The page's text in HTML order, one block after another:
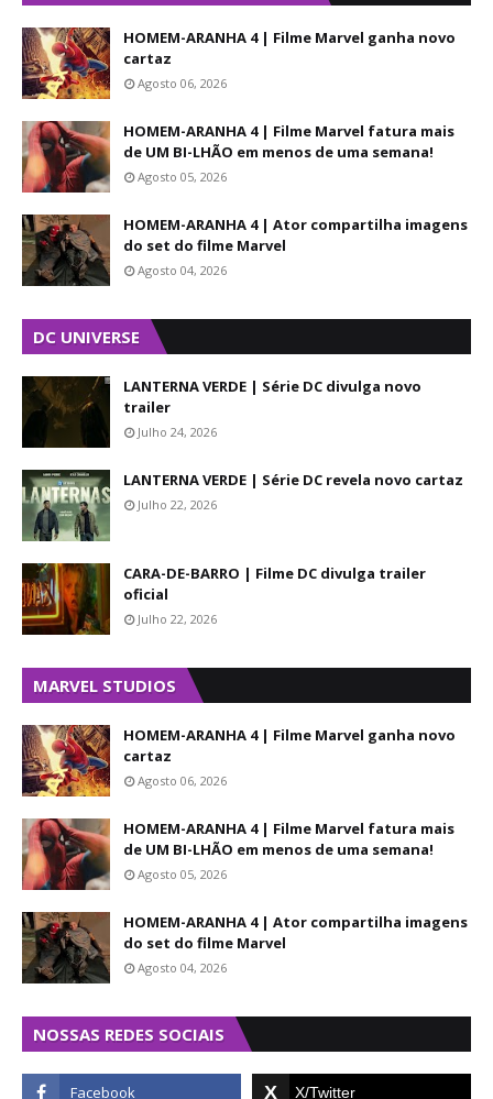
HOMEM-ARANHA 4 | Filme Marvel ganha novo
cartaz
Agosto 06, 2026
HOMEM-ARANHA 4 | Filme Marvel fatura mais
de UM BI-LHÃO em menos de uma semana!
Agosto 05, 2026
HOMEM-ARANHA 4 | Ator compartilha imagens
do set do filme Marvel
Agosto 04, 2026
DC UNIVERSE
LANTERNA VERDE | Série DC divulga novo
trailer
Julho 24, 2026
LANTERNA VERDE | Série DC revela novo cartaz
Julho 22, 2026
CARA-DE-BARRO | Filme DC divulga trailer
oficial
Julho 22, 2026
MARVEL STUDIOS
HOMEM-ARANHA 4 | Filme Marvel ganha novo
cartaz
Agosto 06, 2026
HOMEM-ARANHA 4 | Filme Marvel fatura mais
de UM BI-LHÃO em menos de uma semana!
Agosto 05, 2026
HOMEM-ARANHA 4 | Ator compartilha imagens
do set do filme Marvel
Agosto 04, 2026
NOSSAS REDES SOCIAIS